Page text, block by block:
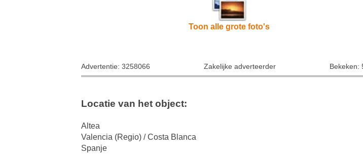
Toon alle grote foto's
Advertentie: 3258066 Zakelijke adverteerder Bekeken:
Locatie van het object:
Altea
Valencia (Regio) / Costa Blanca
Spanje